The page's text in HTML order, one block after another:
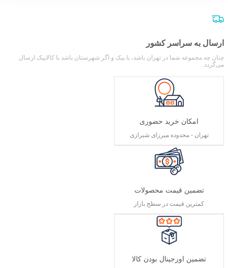
ارسال به سراسر کشور
چنان چه مجموعه شما در تهران باشد، با پیک و اگر شهرستان باشد با کالاپیک ارسال
می‌گردد.
امکان خرید حضوری
تهران - محدوده میرزای شیرازی
تضمین قیمت محصولات
کمترین قیمت در سطح بازار
تضمین اورجینال بودن کالا